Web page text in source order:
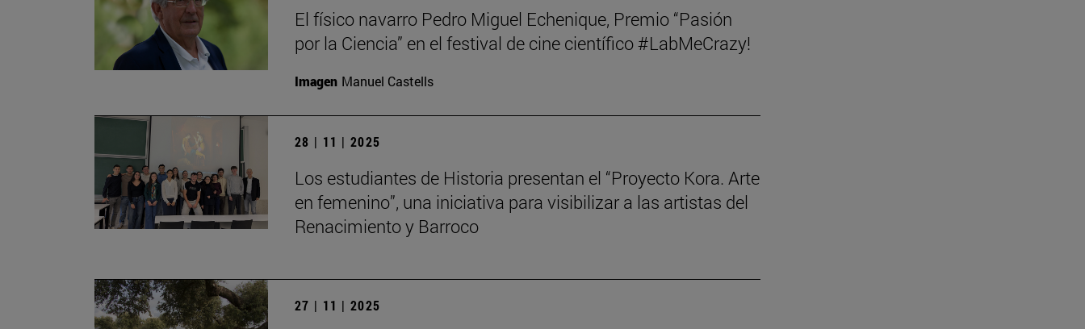
El físico navarro Pedro Miguel Echenique, Premio “Pasión
por la Ciencia” en el festival de cine científico #LabMeCrazy!
Imagen Manuel Castells
28 | 11 | 2025
Los estudiantes de Historia presentan el “Proyecto Kora. Arte
en femenino”, una iniciativa para visibilizar a las artistas del
Renacimiento y Barroco
27 | 11 | 2025